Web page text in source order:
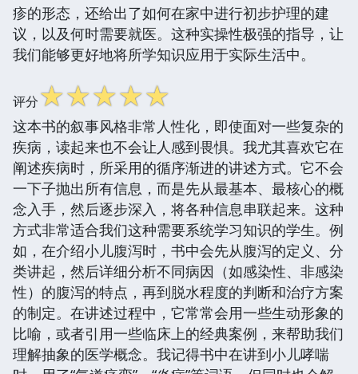
疹的形态，还给出了如何在家中进行初步护理的建
议，以及何时需要就医。这种实操性极强的指导，让
我们能够更好地将所学知识应用于实际生活中。
评分☆☆☆☆☆
这本书的叙事风格非常人性化，即使面对一些复杂的
疾病，读起来也不会让人感到畏惧。我尤其喜欢它在
阐述疾病时，所采用的循序渐进的讲述方式。它不会
一下子抛出所有信息，而是先从最基本、最核心的概
念入手，然后逐步深入，将各种信息串联起来。这种
方式非常适合我们这种需要系统学习知识的学生。例
如，在介绍小儿腹泻时，书中会先从腹泻的定义、分
类讲起，然后详细分析不同病因（如感染性、非感染
性）的腹泻的特点，再到脱水程度的判断和治疗方案
的制定。在讲述过程中，它常常会用一些生动形象的
比喻，或者引用一些临床上的经典案例，来帮助我们
理解抽象的医学概念。我记得书中在讲到小儿哮喘